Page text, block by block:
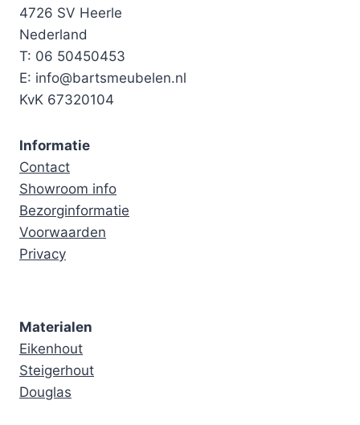
4726 SV Heerle
Nederland
T: 06 50450453
E: info@bartsmeubelen.nl
KvK 67320104
Informatie
Contact
Showroom info
Bezorginformatie
Voorwaarden
Privacy
Materialen
Eikenhout
Steigerhout
Douglas